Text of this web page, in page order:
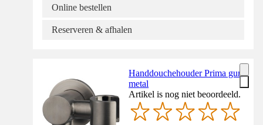
Online bestellen
Reserveren & afhalen
Handdouchehouder Prima gun
metal
Artikel is nog niet beoordeeld.